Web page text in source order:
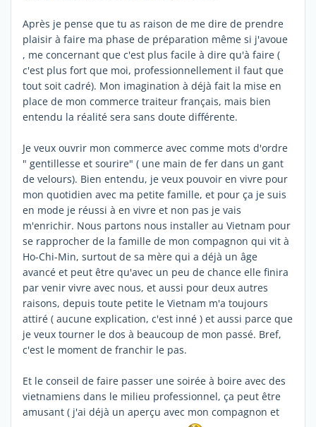
Après je pense que tu as raison de me dire de prendre
plaisir à faire ma phase de préparation même si j'avoue
, me concernant que c'est plus facile à dire qu'à faire (
c'est plus fort que moi, professionnellement il faut que
tout soit cadré). Mon imagination à déjà fait la mise en
place de mon commerce traiteur français, mais bien
entendu la réalité sera sans doute différente.
Je veux ouvrir mon commerce avec comme mots d'ordre
" gentillesse et sourire" ( une main de fer dans un gant
de velours). Bien entendu, je veux pouvoir en vivre pour
mon quotidien avec ma petite famille, et pour ça je suis
en mode je réussi à en vivre et non pas je vais
m'enrichir. Nous partons nous installer au Vietnam pour
se rapprocher de la famille de mon compagnon qui vit à
Ho-Chi-Min, surtout de sa mère qui a déjà un âge
avancé et peut être qu'avec un peu de chance elle finira
par venir vivre avec nous, et aussi pour deux autres
raisons, depuis toute petite le Vietnam m'a toujours
attiré ( aucune explication, c'est inné ) et aussi parce que
je veux tourner le dos à beaucoup de mon passé. Bref,
c'est le moment de franchir le pas.
Et le conseil de faire passer une soirée à boire avec des
vietnamiens dans le milieu professionnel, ça peut être
amusant ( j'ai déjà un aperçu avec mon compagnon et